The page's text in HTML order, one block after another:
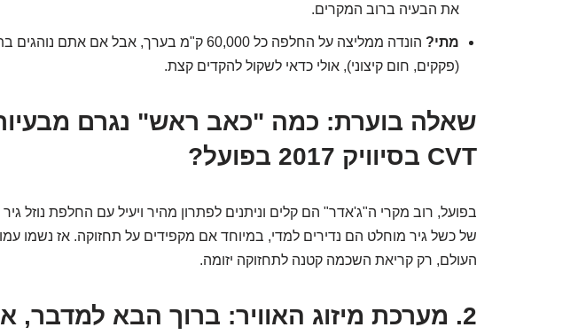
את הבעיה ברוב המקרים.
מתי?
הונדה ממליצה על החלפה כל 60,000 ק"מ בערך, אבל אם אתם
(פקקים, חום קיצוני), אולי כדאי לשקול להקדים קצת.
שאלה בוערת: כמה "כאב ראש" נגרם
CVT בסיוויק 2017 בפועל?
בפועל, רוב מקרי ה"ג'אדר" הם קלים וניתנים לפתרון מהיר ויעיל עם החלפת נוזל גיר
של כשל גיר מוחלט הם נדירים למדי, במיוחד אם מקפידים על תחזוקה. אז נשמו
העולם, רק קריאת השכמה קטנה לתחזוקה יזומה.
2. מערכת מיזוג האוויר: ברוך הבא למדבר,